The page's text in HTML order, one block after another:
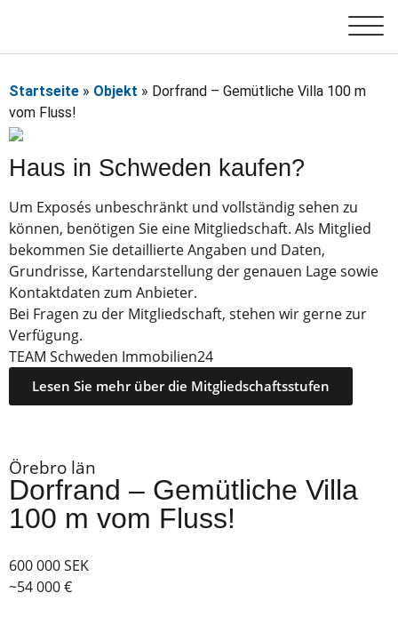
Startseite » Objekt » Dorfrand – Gemütliche Villa 100 m
vom Fluss!
Haus in Schweden kaufen?
Um Exposés unbeschränkt und vollständig sehen zu
können, benötigen Sie eine Mitgliedschaft. Als Mitglied
bekommen Sie detaillierte Angaben und Daten,
Grundrisse, Kartendarstellung der genauen Lage sowie
Kontaktdaten zum Anbieter.
Bei Fragen zu der Mitgliedschaft, stehen wir gerne zur
Verfügung.
TEAM Schweden Immobilien24
Lesen Sie mehr über die Mitgliedschaftsstufen
Örebro län
Dorfrand – Gemütliche Villa
100 m vom Fluss!
600 000 SEK
~54 000 €